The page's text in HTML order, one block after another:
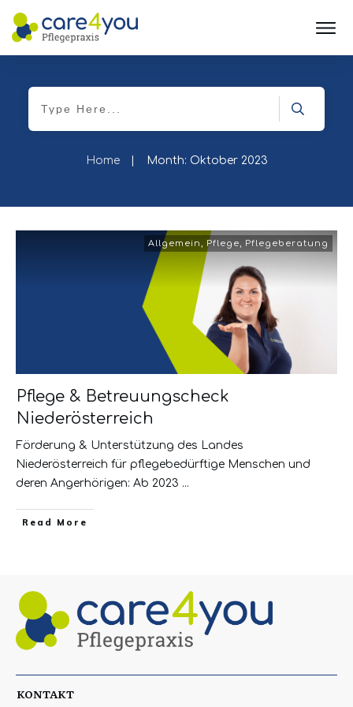
Home Month: Oktober 2023
Allgemein, Pflege, Pflegeberatung
Pflege & Betreuungscheck
Niederösterreich
Förderung & Unterstützung des Landes
Niederösterreich für pflegebedürftige Menschen und
deren Angerhörigen: Ab 2023 ...
Read More
KONTAKT